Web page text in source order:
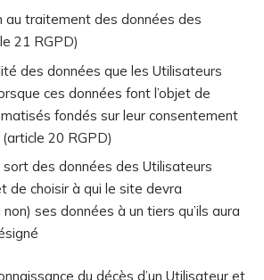
au traitement des données des
21 RGPD)
des données que les Utilisateurs
ces données font l’objet de
fondés sur leur consentement
20 RGPD)
des données des Utilisateurs
de choisir à qui le site devra
ses données à un tiers qu’ils aura
du décès d’un Utilisateur et